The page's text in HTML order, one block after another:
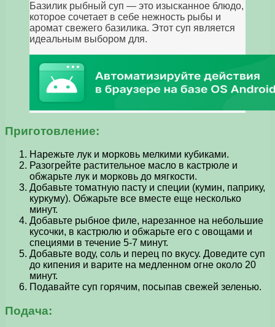
Базилик рыбный суп — это изысканное блюдо,
которое сочетает в себе нежность рыбы и
аромат свежего базилика. Этот суп является
идеальным выбором для.
Приготовление:
Нарежьте лук и морковь мелкими кубиками.
Разогрейте растительное масло в кастрюле и
обжарьте лук и морковь до мягкости.
Добавьте томатную пасту и специи (кумин, паприку,
куркуму). Обжарьте все вместе еще несколько
минут.
Добавьте рыбное филе, нарезанное на небольшие
кусочки, в кастрюлю и обжарьте его с овощами и
специями в течение 5-7 минут.
Добавьте воду, соль и перец по вкусу. Доведите суп
до кипения и варите на медленном огне около 20
минут.
Подавайте суп горячим, посыпав свежей зеленью.
Подача: